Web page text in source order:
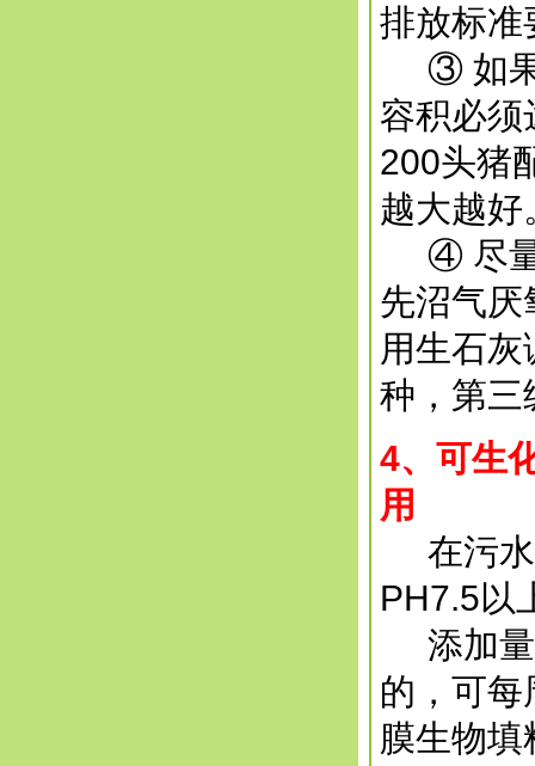
排放标准
③ 如果
容积必须
200头猪
越大越好
④ 尽量
先沼气厌
用生石
种，第三
4、可生
用
在污水
PH7.5以
添加量
的，可
膜生物